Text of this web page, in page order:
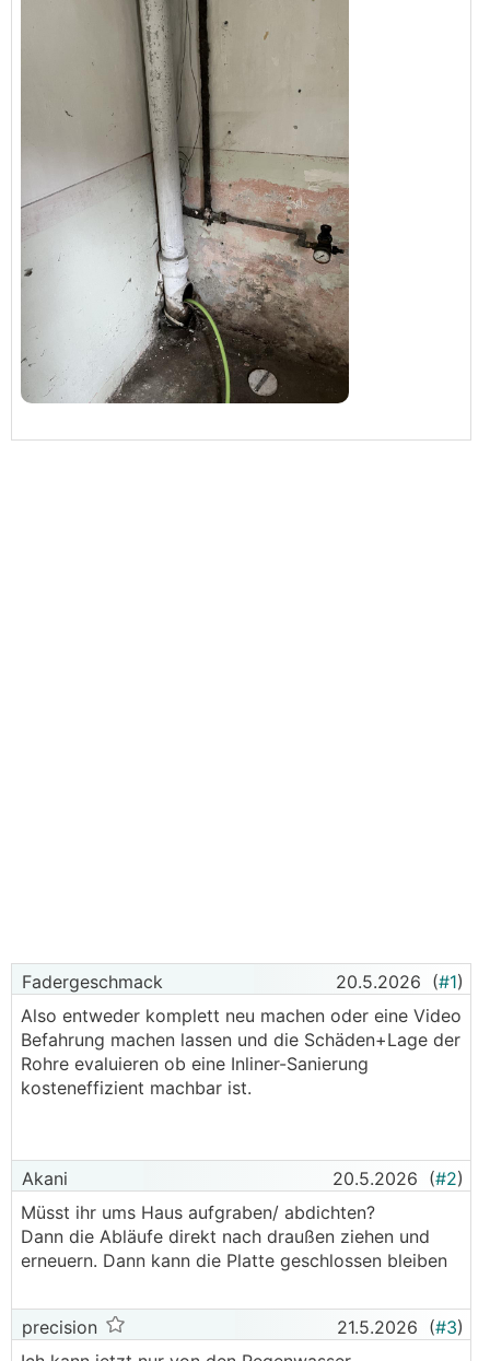
Fadergeschmack 20.5.2026 (#1)
Also entweder komplett neu machen oder eine Video
Befahrung machen lassen und die Schäden+Lage der
Rohre evaluieren ob eine Inliner-Sanierung
kosteneffizient machbar ist.
Akani 20.5.2026 (#2)
Müsst ihr ums Haus aufgraben/ abdichten?
Dann die Abläufe direkt nach draußen ziehen und
erneuern. Dann kann die Platte geschlossen bleiben
precision 21.5.2026 (#3)